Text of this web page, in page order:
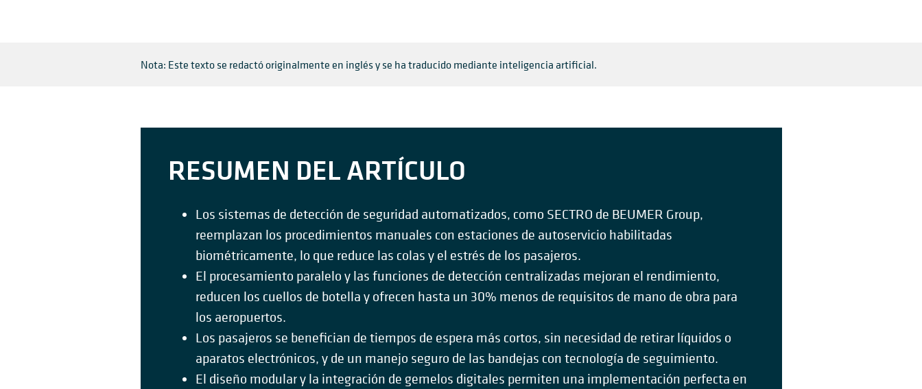
Nota: Este texto se redactó originalmente en inglés y se ha traducido mediante inteligencia artificial.
RESUMEN DEL ARTÍCULO
Los sistemas de detección de seguridad automatizados, como SECTRO de BEUMER Group,
reemplazan los procedimientos manuales con estaciones de autoservicio habilitadas
biométricamente, lo que reduce las colas y el estrés de los pasajeros.
El procesamiento paralelo y las funciones de detección centralizadas mejoran el rendimiento,
reducen los cuellos de botella y ofrecen hasta un 30% menos de requisitos de mano de obra para
los aeropuertos.
Los pasajeros se benefician de tiempos de espera más cortos, sin necesidad de retirar líquidos o
aparatos electrónicos, y de un manejo seguro de las bandejas con tecnología de seguimiento.
El diseño modular y la integración de gemelos digitales permiten una implementación perfecta en